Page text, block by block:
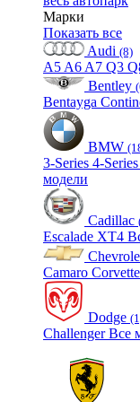
Марки
Показать все
Audi (8)
A5 A6 A7 Q3
Bentley
Bentayga
BMW
3-Series 4-Series
модели
Cadillac
Escalade XT4
Camaro Corvette
Dodge
ChallengerВсе